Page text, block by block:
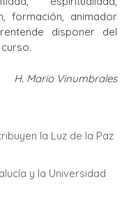
formación, animador
disponer del
H. Mario Vinumbrales
la Luz de la Paz
y la Universidad